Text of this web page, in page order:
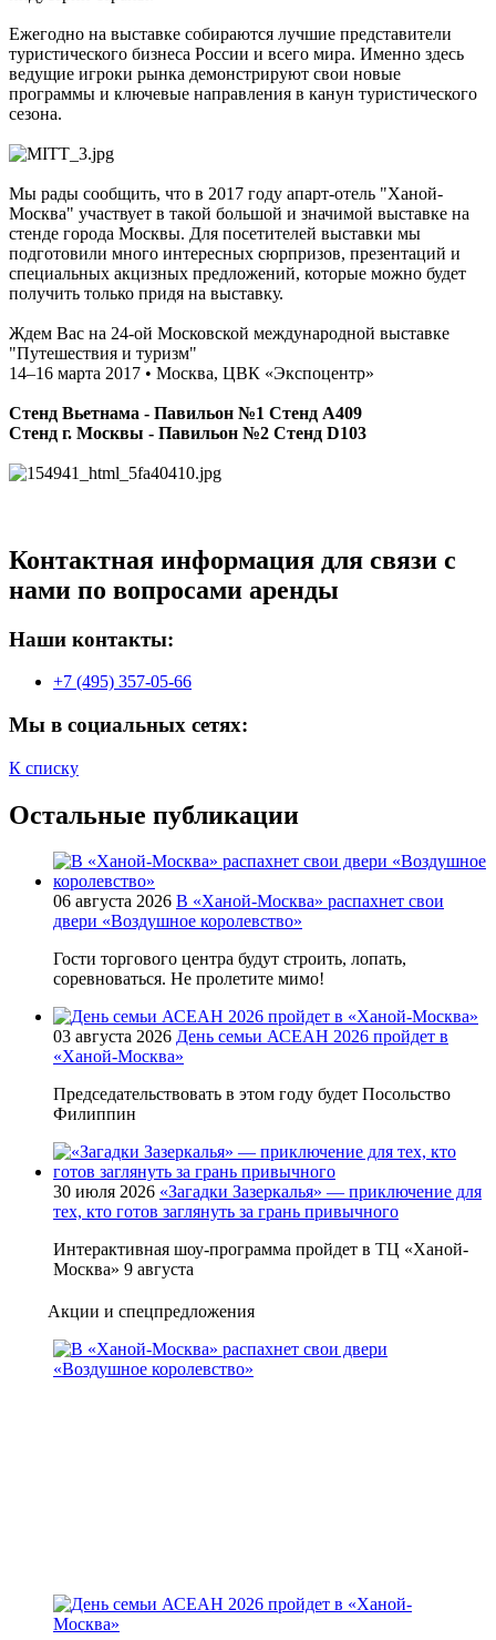
Ежегодно на выставке собираются лучшие представители
туристического бизнеса России и всего мира. Именно здесь
ведущие игроки рынка демонстрируют свои новые
программы и ключевые направления в канун туристического
сезона.
Мы рады сообщить, что в 2017 году апарт-отель "Ханой-
Москва" участвует в такой большой и значимой выставке на
стенде города Москвы. Для посетителей выставки мы
подготовили много интересных сюрпризов, презентаций и
специальных акцизных предложений, которые можно будет
получить только придя на выставку.
Ждем Вас на 24-ой Московской международной выставке
"Путешествия и туризм"
14–16 марта 2017 • Москва, ЦВК «Экспоцентр»
Стенд Вьетнама - Павильон №1 Стенд А409
Стенд г. Москвы - Павильон №2 Стенд D103
Контактная информация для связи с
нами по вопросами аренды
Наши контакты:
+7 (495) 357-05-66
Мы в социальных сетях:
К списку
Остальные публикации
06 августа 2026 В «Ханой-Москва» распахнет свои
двери «Воздушное королевство»
Гости торгового центра будут строить, лопать,
соревноваться. Не пролетите мимо!
03 августа 2026 День семьи АСЕАН 2026 пройдет в
«Ханой-Москва»
Председательствовать в этом году будет Посольство
Филиппин
30 июля 2026 «Загадки Зазеркалья» — приключение для
тех, кто готов заглянуть за грань привычного
Интерактивная шоу-программа пройдет в ТЦ «Ханой-
Москва» 9 августа
Акции и спецпредложения